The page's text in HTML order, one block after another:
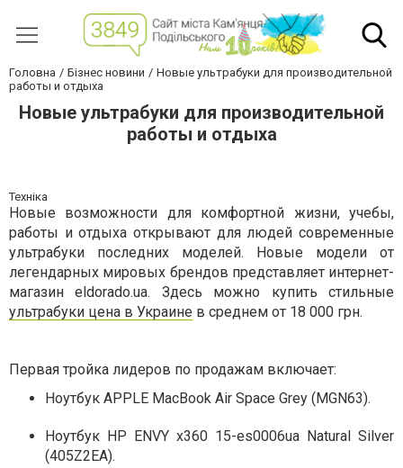
Головна Бізнес новини
Новые ультрабуки для производительной
работы и отдыха
Новые ультрабуки для производительной
работы и отдыха
Техніка
Новые возможности для комфортной жизни, учебы,
работы и отдыха открывают для людей современные
ультрабуки последних моделей. Новые модели от
легендарных мировых брендов представляет интернет-
магазин eldorado.ua. Здесь можно купить стильные
ультрабуки цена в Украине в среднем от 18 000 грн.
Первая тройка лидеров по продажам включает:
Ноутбук APPLE MacBook Air Space Grey (MGN63).
Ноутбук HP ENVY x360 15-es0006ua Natural Silver
(405Z2EA).